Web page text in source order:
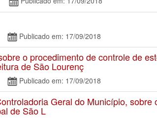
Publicado em: 17/09/2018
o procedimento de controle de
de São Lourenç
Publicado em: 17/09/2018
Geral do Município, sobre
de São L